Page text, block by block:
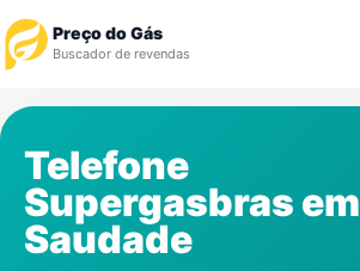
Preço do Gás
Buscador de revendas
Revendedor
Notícias
Telefone
Supergasbras em
Saudade